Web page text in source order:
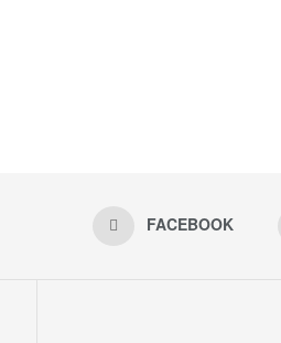
FACEBOOK